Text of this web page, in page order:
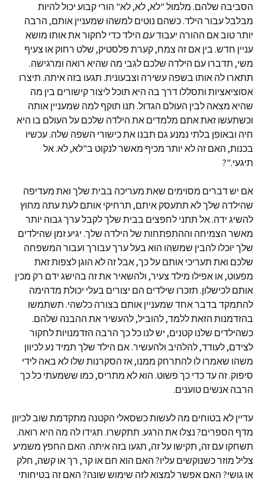
הסביבה שלהם. מלמול "לא, לא, לא" הורי קבוע יכול להיות
מבלבל עבור הילד. כשהם נוטים למשהו שמעניין אותם, הרבה
יותר טוב אם ההורה יעבודעם הילד כדי לחקור את אותו מושא
עניין חדש. בין אם זה צמח, קערת פלסטיק, שלט רחוק או צעיף
משי, תדברו עם הילדה שלכם לגבי מה שהיא רואה ומרגישה.
תתארו לה אותו בשפה עשירה וצבעונית. תגעו בזה איתה. תיצרו
אסוציאציות ותסללו דרך בה היא תוכל ליצור קישורים בין מה
שהיא מצאה לבין העולם הגדול. תנו תוקף למה שמעניין אותה
וכשתעשו זאת אתם מלמדים את הילדה שלכם על העולם בו היא
חיה ובאופן בלתי נמנע גם תבנו את כישורי השפה שלה. עכשיו
בכנות, האם זה לא יותר מכיף מאשר לנקוט ב"לא, לא. אל
תיגעי."?
אם יש דברים מסוימים שאת מעריכה בבית שלך ואת מעדיפה
שהילדה שלך לא תתעסק איתם, תרחיקי אותם לעת עתה מחוץ
להשיג ידה. אל תתני לחפצים בבית שלך לקבל ערך גבוה יותר
מאשר הצמיחה וההתפתחות של הילדה שלך. יגיע זמן שהילדים
שלך יוכלו להבין שמשהו הוא בעל ערך עבורך ועבור המשפחה
שלכם ואת תעריכי אותם על כך, אבל זה לא הוגן לצפות זאת
מפעוט, או אפילו מילד צעיר, ולהשאיר את זה בהישג ידם רק מכין
אותם לכישלון. תזכרו שילדים הם יצורים בעלי יכולת מדהימה
להתמקד בדבר אחד שמעניין אותם בצורה כלשהי. תשתמשו
בהזדמנות הזאת ללמד, להוביל, להעשיר את ההבנה שלהם.
כשהילדים שלנו קטנים, יש לנו כל כך הרבה הזדמנויות לחקור
לצידם, לעודד, להלהיב ולהעשיר. אם הילד שלך תמיד נע לכיוון
משהו שאמרו לו להתרחק ממנו, אז הסקרנות שלו לא באה לידי
סיפוק. זה עד כדי כך פשוט. הוא לא מתריס, כמו ששמעתי כל כך
הרבה אנשים טוענים.
עדיין לא בטוחים מה לעשות כשסאלי הקטנה מתקדמת שוב לכיוון
מדף הספרים? נצלו את הרגע. תתקשרו. תגידו לה מה היא רואה.
תשחקו עם זה, תקישו על זה, תגעו בזה איתה. האם החפץ משמיע
צליל מוזר כשנוקשים עליו? האם הוא חם או קר, רך או קשה, חלק
או גושי? האם אפשר למצוא לזה שימוש שונה? האם זה בטיחותי